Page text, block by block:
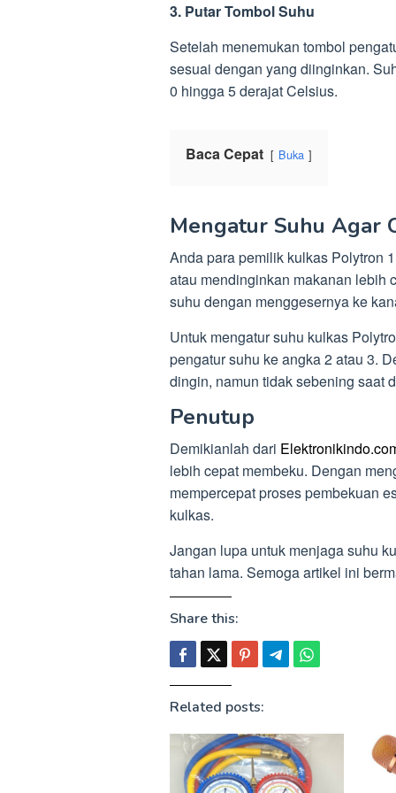
3. Putar Tombol Suhu
Setelah menemukan tombol
sesuai dengan yang diinginkan.
0 hingga 5 derajat Celsius.
Baca Cepat Buka
Mengatur Suhu Agar
Anda para pemilik kulkas Polytron
atau mendinginkan makanan lebih
suhu dengan menggesernya ke
Untuk mengatur suhu kulkas
pengatur suhu ke angka 2 atau 3.
dingin, namun tidak sebening saat
Penutup
Demikianlah dari
lebih cepat membeku. Dengan
mempercepat proses pembekuan
kulkas.
Jangan lupa untuk menjaga suhu
tahan lama. Semoga artikel ini
Share this:
Related posts: